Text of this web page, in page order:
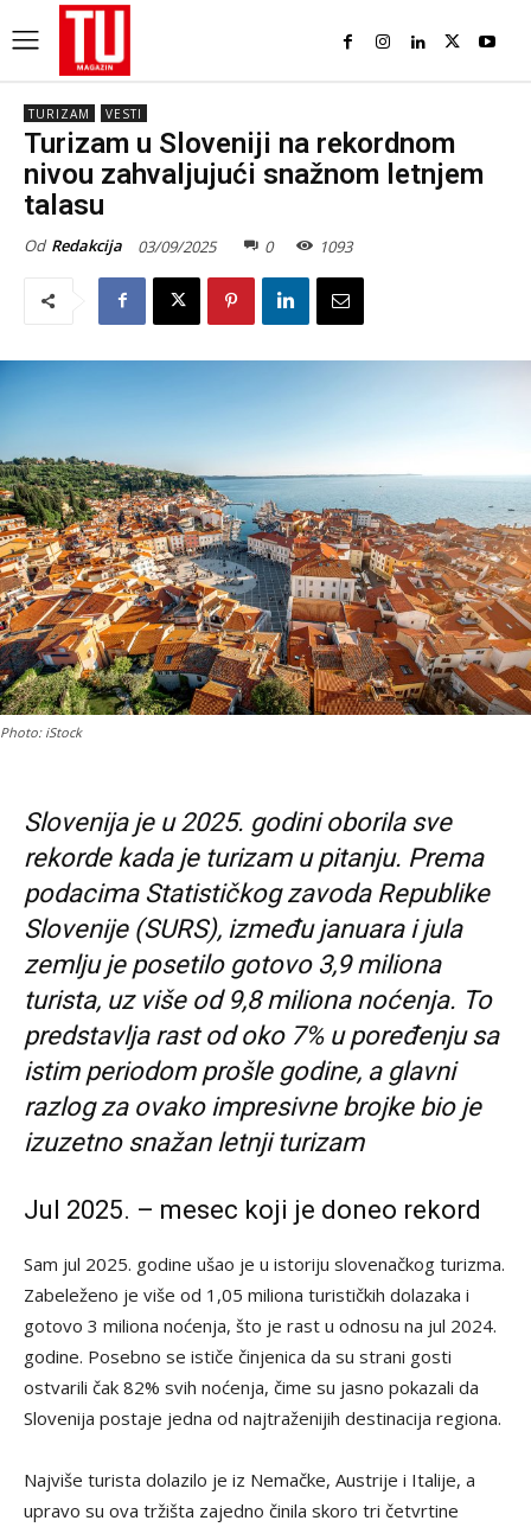
TURIZAM VESTI
Turizam u Sloveniji na rekordnom
nivou zahvaljujući snažnom letnjem
talasu
Od Redakcija 03/09/2025 0 1093
Photo: iStock
Slovenija je u 2025. godini oborila sve
rekorde kada je turizam u pitanju. Prema
podacima Statističkog zavoda Republike
Slovenije (SURS), između januara i jula
zemlju je posetilo gotovo 3,9 miliona
turista, uz više od 9,8 miliona noćenja. To
predstavlja rast od oko 7% u poređenju sa
istim periodom prošle godine, a glavni
razlog za ovako impresivne brojke bio je
izuzetno snažan letnji turizam
Jul 2025. – mesec koji je doneo rekord
Sam jul 2025. godine ušao je u istoriju slovenačkog turizma.
Zabeleženo je više od 1,05 miliona turističkih dolazaka i
gotovo 3 miliona noćenja, što je rast u odnosu na jul 2024.
godine. Posebno se ističe činjenica da su strani gosti
ostvarili čak 82% svih noćenja, čime su jasno pokazali da
Slovenija postaje jedna od najtraženijih destinacija regiona.
Najviše turista dolazilo je iz Nemačke, Austrije i Italije, a
upravo su ova tržišta zajedno činila skoro tri četvrtine